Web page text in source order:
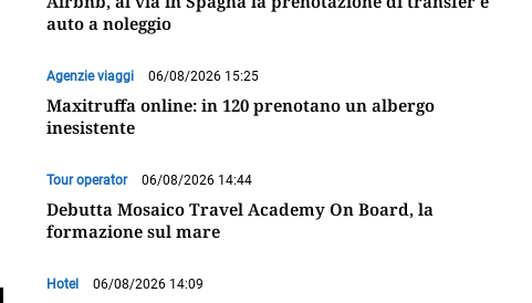
auto a noleggio
Agenzie viaggi 06/08/2026 15:25
Maxitruffa online: in 120 prenotano un albergo
inesistente
Tour operator 06/08/2026 14:44
Debutta Mosaico Travel Academy On Board, la
formazione sul mare
Hotel 06/08/2026 14:09